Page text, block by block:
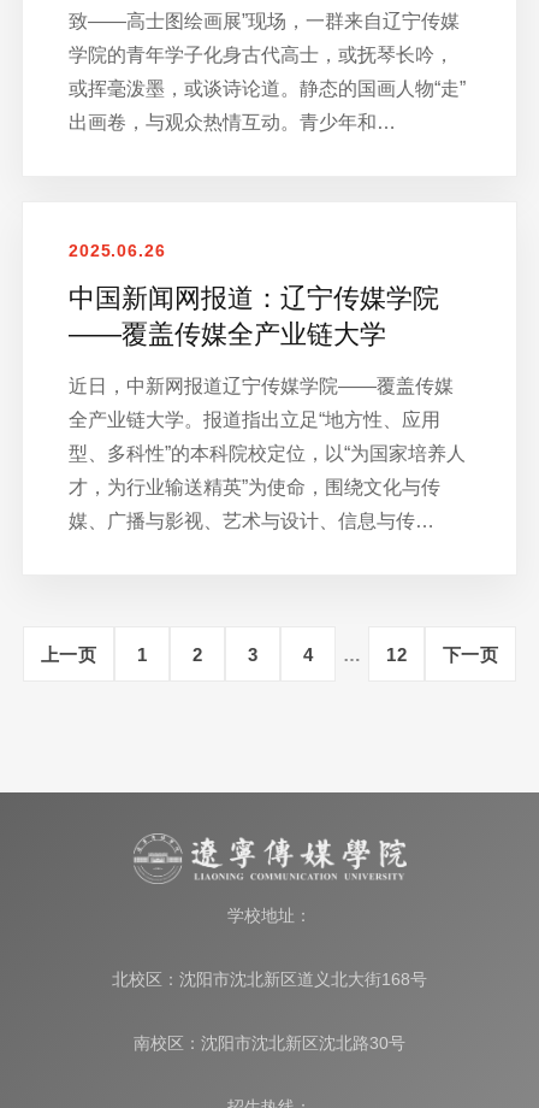
致——高士图绘画展”现场，一群来自辽宁传媒
学院的青年学子化身古代高士，或抚琴长吟，
或挥毫泼墨，或谈诗论道。静态的国画人物“走”
出画卷，与观众热情互动。青少年和…
2025.06.26
中国新闻网报道：辽宁传媒学院
——覆盖传媒全产业链大学
近日，中新网报道辽宁传媒学院——覆盖传媒
全产业链大学。报道指出立足“地方性、应用
型、多科性”的本科院校定位，以“为国家培养人
才，为行业输送精英”为使命，围绕文化与传
媒、广播与影视、艺术与设计、信息与传…
上一页 1 2 3 4 … 12 下一页
学校地址：
北校区：沈阳市沈北新区道义北大街168号
南校区：沈阳市沈北新区沈北路30号